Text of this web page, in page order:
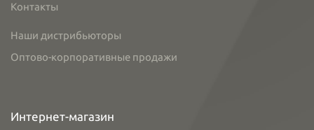
Контакты
Наши дистрибьюторы
Оптово-корпоративные продажи
Интернет-магазин